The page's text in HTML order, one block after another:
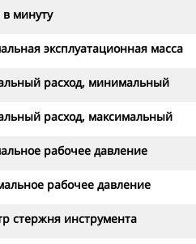
минуту
эксплуатационная масса
расход, минимальный
расход, максимальный
рабочее давление
рабочее давление
стержня инструмента